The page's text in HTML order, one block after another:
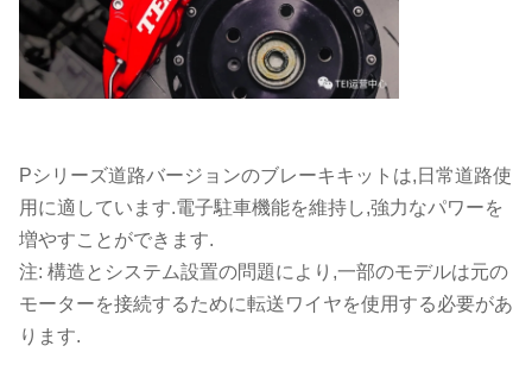
Pシリーズ道路バージョンのブレーキキットは,日常道路使
用に適しています.電子駐車機能を維持し,強力なパワーを
増やすことができます.
注: 構造とシステム設置の問題により,一部のモデルは元の
モーターを接続するために転送ワイヤを使用する必要があ
ります.